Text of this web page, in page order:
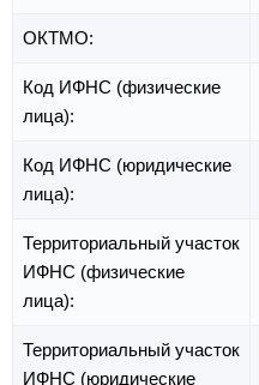
ОКТМО:
Код ИФНС (физические
лица):
Код ИФНС (юридические
лица):
Территориальный участок
ИФНС (физические
лица):
Территориальный участок
ИФНС (юридические